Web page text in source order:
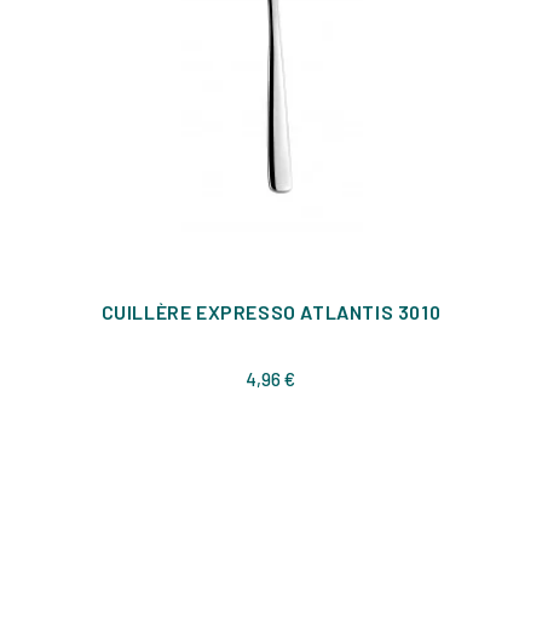
CUILLÈRE EXPRESSO ATLANTIS 3010
4,96 €